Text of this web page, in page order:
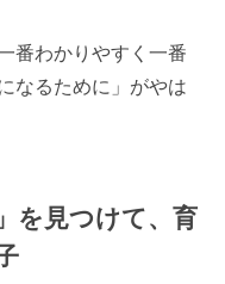
番わかりやすく一番
なるために」がやは
を見つけて、育